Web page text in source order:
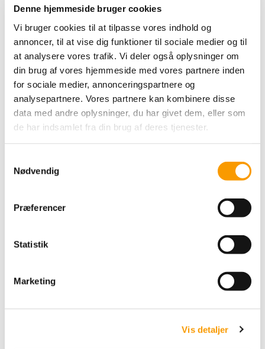
Denne hjemmeside bruger cookies
Vi bruger cookies til at tilpasse vores indhold og
annoncer, til at vise dig funktioner til sociale medier og til
at analysere vores trafik. Vi deler også oplysninger om
din brug af vores hjemmeside med vores partnere inden
for sociale medier, annonceringspartnere og
analysepartnere. Vores partnere kan kombinere disse
data med andre oplysninger, du har givet dem, eller som
de har indsamlet fra din brug af deres tjenester.
Nødvendig
Præferencer
Statistik
Marketing
Vis detaljer
Green
DROPS Design
47,00 DKK
32,90 DKK
VIS PRODUKT
DROPS Air - Beige Mix
DROPS Design